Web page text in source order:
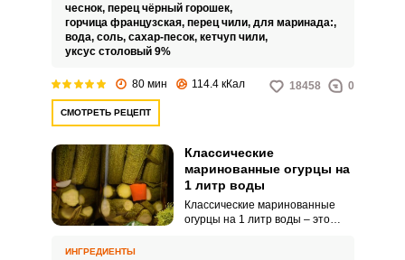
чеснок, перец чёрный горошек,
горчица французская, перец чили, для маринада:,
вода, соль, сахар-песок, кетчуп чили,
уксус столовый 9%
80 мин 114.4 кКал 18458 0
СМОТРЕТЬ РЕЦЕПТ
Классические
маринованные огурцы на
1 литр воды
Классические маринованные
огурцы на 1 литр воды – это
ИНГРЕДИЕНТЫ